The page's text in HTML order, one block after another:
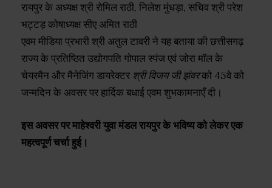
रायपुर के अध्यक्ष श्री रोमिल राठी, निलेश मुंधड़ा, सचिव श्री परेश
भट्टड़ कोषाध्यक्ष सीए अमित राठी
एवम मीडिया प्रभारी श्री अतुल टावरी ने यह बताया की छत्तीसगढ़
राज्य के प्रतिष्ठित उद्योगपति गोपाल स्पंज एवं जोरा मॉल के
चेयरमैन और मैनेजिंग डायरेक्टर श्री विजय जी झंवरको 45वे को
जन्मदिन के अवसर पर हार्दिक बधाई एवम शुभकामनाएँ दी।
इस अवसर पर माहेश्वरी युवा मंडल रायपुर के भविष्य को लेकर एक
महत्वपूर्ण चर्चा हुई।